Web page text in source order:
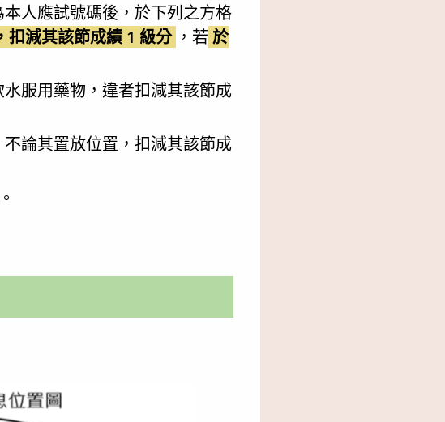
人應試號碼後，於下列之方格
扣減其該節成績 1 級分 ，若 於
服用藥物，違者扣減其該節成
論其置放位置，扣減其該節成